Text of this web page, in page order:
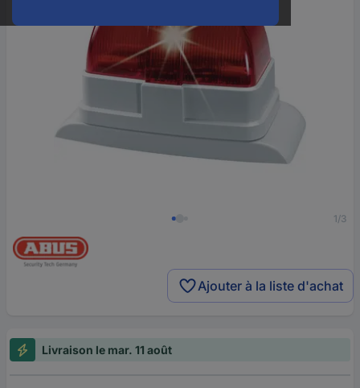
1/3
Ajouter à la liste d'achat
Livraison le mar. 11 août